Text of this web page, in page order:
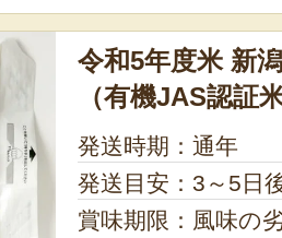
令和5年度米 新
（有機JAS認証
発送時期：通年
発送目安：3～5日
賞味期限：風味の